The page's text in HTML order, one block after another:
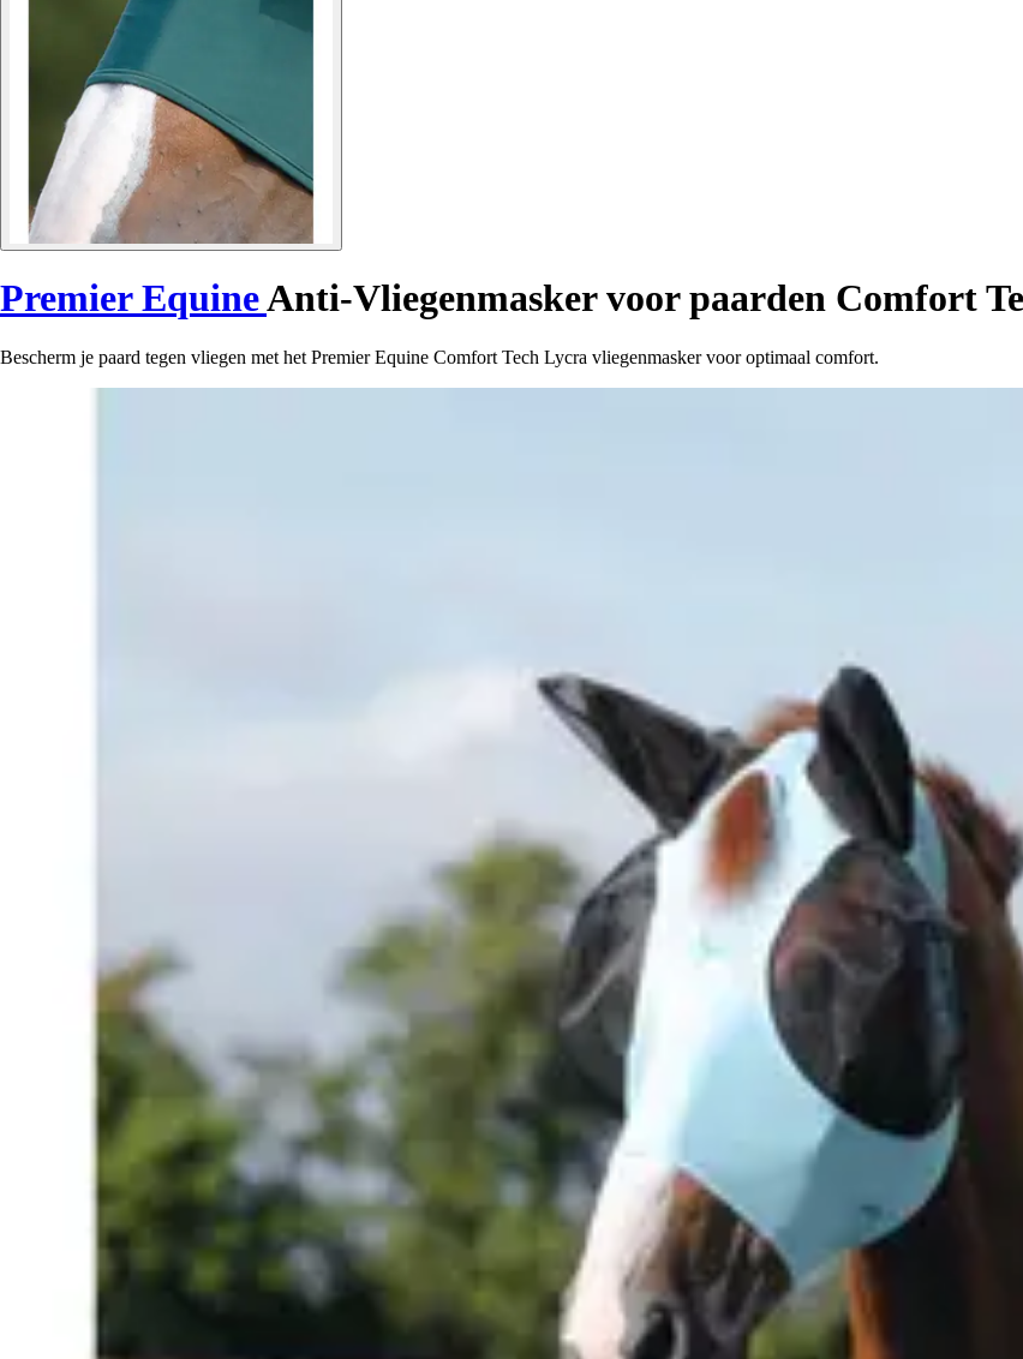
Premier EquineAnti-Vliegenmasker voor paarden Comfort
Bescherm je paard tegen vliegen met het Premier Equine Comfort Tech Lycra vliegenmasker voor optimaal comfort.